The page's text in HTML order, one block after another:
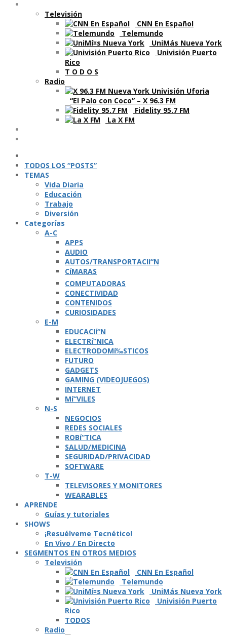
Televisión
CNN En Español
Telemundo
UniMás Nueva York
Univisión Puerto
Rico
T O D O S
Radio
“El Palo con Coco” – X 96.3 FM
Fidelity 95.7 FM
La X FM
TODOS LOS “POSTS”
TEMAS
Vida Diaria
Educación
Trabajo
Diversión
Categorí­as
A-C
APPS
AUDIO
AUTOS/TRANSPORTACIí“N
CíMARAS
COMPUTADORAS
CONECTIVIDAD
CONTENIDOS
CURIOSIDADES
E-M
EDUCACIí“N
ELECTRí“NICA
ELECTRODOMí‰STICOS
FUTURO
GADGETS
GAMING (VIDEOJUEGOS)
INTERNET
Mí“VILES
N-S
NEGOCIOS
REDES SOCIALES
ROBí“TICA
SALUD/MEDICINA
SEGURIDAD/PRIVACIDAD
SOFTWARE
T-W
TELEVISORES Y MONITORES
WEARABLES
APRENDE
Guí­as y tutoriales
SHOWS
¡Resuélveme Tecnético!
En Vivo / En Directo
SEGMENTOS EN OTROS MEDIOS
Televisión
CNN En Español
Telemundo
UniMás Nueva York
Univisión Puerto
Rico
TODOS
Radio